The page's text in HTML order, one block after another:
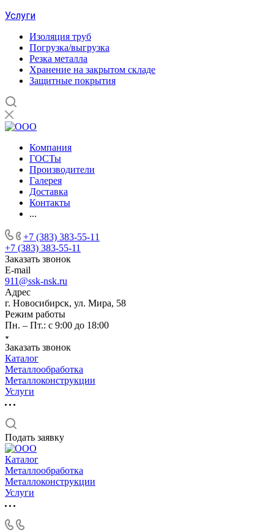
Услуги
Изоляция труб
Погрузка/выгрузка
Резка металла
Хранение на закрытом складе
Защитные покрытия
Компания
ГОСТы
Производители
Галерея
Доставка
Контакты
...
+7 (383) 383-55-11
+7 (383) 383-55-11
Заказать звонок
E-mail
911@ssk-nsk.ru
Адрес
г. Новосибирск, ул. Мира, 58
Режим работы
Пн. – Пт.: с 9:00 до 18:00
Заказать звонок
Каталог
Металлообработка
Металлоконструкции
Услуги
Подать заявку
Каталог
Металлообработка
Металлоконструкции
Услуги